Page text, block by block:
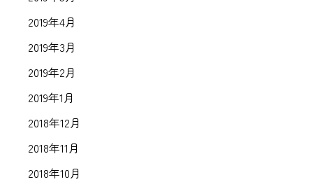
2019年4月
2019年3月
2019年2月
2019年1月
2018年12月
2018年11月
2018年10月